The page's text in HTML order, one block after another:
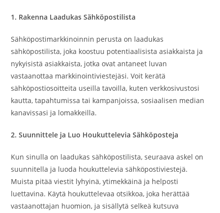
1. Rakenna Laadukas Sähköpostilista
Sähköpostimarkkinoinnin perusta on laadukas
sähköpostilista, joka koostuu potentiaalisista asiakkaista ja
nykyisistä asiakkaista, jotka ovat antaneet luvan
vastaanottaa markkinointiviestejäsi. Voit kerätä
sähköpostiosoitteita useilla tavoilla, kuten verkkosivustosi
kautta, tapahtumissa tai kampanjoissa, sosiaalisen median
kanavissasi ja lomakkeilla.
2. Suunnittele ja Luo Houkuttelevia Sähköposteja
Kun sinulla on laadukas sähköpostilista, seuraava askel on
suunnitella ja luoda houkuttelevia sähköpostiviestejä.
Muista pitää viestit lyhyinä, ytimekkäinä ja helposti
luettavina. Käytä houkuttelevaa otsikkoa, joka herättää
vastaanottajan huomion, ja sisällytä selkeä kutsuva